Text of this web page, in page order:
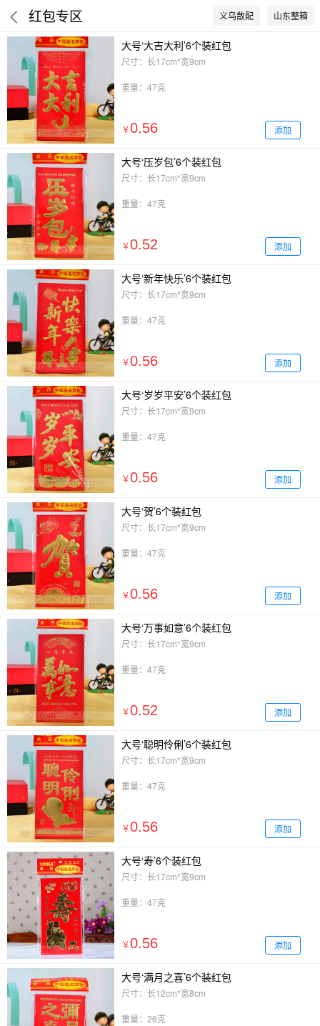
红包专区 义乌散配 山东整箱
大号‘大吉大利’6个装红包
尺寸：长17cm*宽9cm
重量：47克
￥0.56 添加
大号‘压岁包’6个装红包
尺寸：长17cm*宽9cm
重量：47克
￥0.52 添加
大号‘新年快乐’6个装红包
尺寸：长17cm*宽9cm
重量：47克
￥0.56 添加
大号‘岁岁平安’6个装红包
尺寸：长17cm*宽9cm
重量：47克
￥0.56 添加
大号‘贺’6个装红包
尺寸：长17cm*宽9cm
重量：47克
￥0.56 添加
大号‘万事如意’6个装红包
尺寸：长17cm*宽9cm
重量：47克
￥0.52 添加
大号‘聪明伶俐’6个装红包
尺寸：长17cm*宽9cm
重量：47克
￥0.56 添加
大号‘寿’6个装红包
尺寸：长17cm*宽9cm
重量：47克
￥0.56 添加
大号‘满月之喜’6个装红包
尺寸：长12cm*宽8cm
重量：26克